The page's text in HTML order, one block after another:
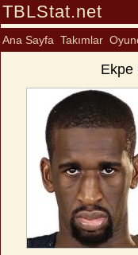
TBLStat.net
Ana Sayfa Takımlar
Ekpe